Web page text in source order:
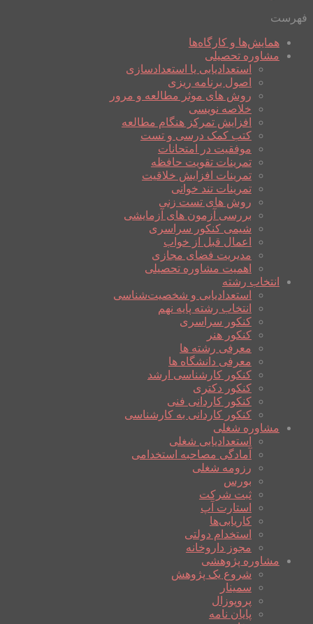
فهرست
همایش‌ها و کارگاه‌ها
مشاوره تحصیلی
استعدادیابی یا استعدادسازی
اصول برنامه ریزی
روش های موثر مطالعه و مرور
خلاصه نویسی
افزایش تمرکز هنگام مطالعه
کتب کمک درسی و تست
موفقیت در امتحانات
تمرینات تقویت حافظه
تمرینات افزایش خلاقیت
تمرینات تند خوانی
روش های تست زنی
بررسی آزمون های آزمایشی
شیمی کنکور سراسری
اعمال قبل از خواب
مدیریت فضای مجازی
اهمیت مشاوره تحصیلی
انتخاب رشته
استعدادیابی و شخصیت‌شناسی
انتخاب رشته پایه نهم
کنکور سراسری
کنکور هنر
معرفی رشته ها
معرفی دانشگاه ها
کنکور کارشناسی ارشد
کنکور دکتری
کنکور کاردانی فنی
کنکور کاردانی به کارشناسی
مشاوره شغلی
استعدادیابی شغلی
آمادگی مصاحبه استخدامی
رزومه شغلی
بورس
ثبت شرکت
استارت آپ
کاریابی‌ها
استخدام دولتی
مجوز داروخانه
مشاوره پژوهشی
شروع یک پژوهش
سمینار
پروپوزال
پایان نامه